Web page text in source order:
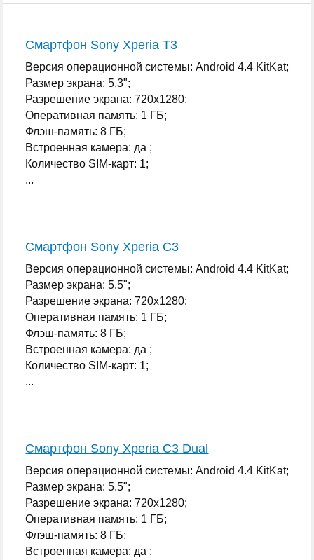
Смартфон Sony Xperia T3
Версия операционной системы: Android 4.4 KitKat;
Размер экрана: 5.3";
Разрешение экрана: 720x1280;
Оперативная память: 1 ГБ;
Флэш-память: 8 ГБ;
Встроенная камера: да ;
Количество SIM-карт: 1;
...
Смартфон Sony Xperia C3
Версия операционной системы: Android 4.4 KitKat;
Размер экрана: 5.5";
Разрешение экрана: 720x1280;
Оперативная память: 1 ГБ;
Флэш-память: 8 ГБ;
Встроенная камера: да ;
Количество SIM-карт: 1;
...
Смартфон Sony Xperia C3 Dual
Версия операционной системы: Android 4.4 KitKat;
Размер экрана: 5.5";
Разрешение экрана: 720x1280;
Оперативная память: 1 ГБ;
Флэш-память: 8 ГБ;
Встроенная камера: да ;